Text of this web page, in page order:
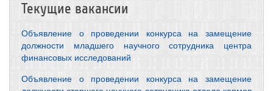
Текущие вакансии
Объявление о проведении конкурса на замещение
должности младшего научного сотрудника центра
финансовых исследований
Объявление о проведении конкурса на замещение